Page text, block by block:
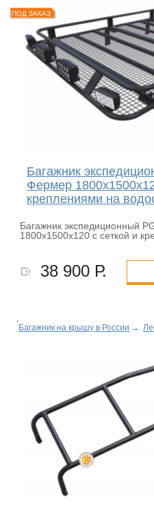
ПОД ЗАКАЗ
Багажник
Фермер
креплениями на
Багажник экспедиционный
1800х1500х120 с сеткой и
38 900 Р.
Багажник на крышу в России →